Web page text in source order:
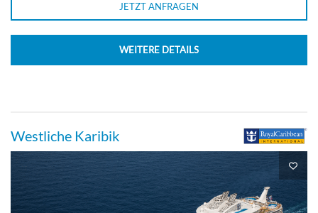
Deck 9
Deck 7
Suite
JETZT ANFRAGEN
WEITERE DETAILS
Westliche Karibik